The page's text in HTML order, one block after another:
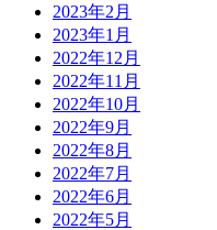
2023年2月
2023年1月
2022年12月
2022年11月
2022年10月
2022年9月
2022年8月
2022年7月
2022年6月
2022年5月